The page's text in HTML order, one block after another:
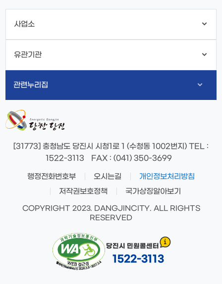
사업소
유관기관
관련누리집
[31773] 충청남도 당진시 시청1로 1 (수청동 1002번지) TEL :
1522-3113
FAX: (041) 350-3699
행정전화번호부 오시는길
개인정보처리방침
저작권보호정책
국가상징알아보기
COPYRIGHT 2023. DANGJINCITY. ALL RIGHTS
RESERVED
당진시 민원콜센터
1522-3113